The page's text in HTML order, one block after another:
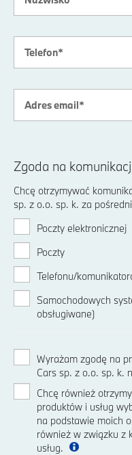
Zgoda na
Chcę otrzymywać
sp. z o.o. sp. k. za
Poczty elektronicznej
Poczty
Telefonu/
Samochodowych
obsługiwane)
Wyrażam zgodę na
Cars sp. z o.o. sp. k.
Chcę również
produktów i usług
na podstawie moich
również w związku z
usług.